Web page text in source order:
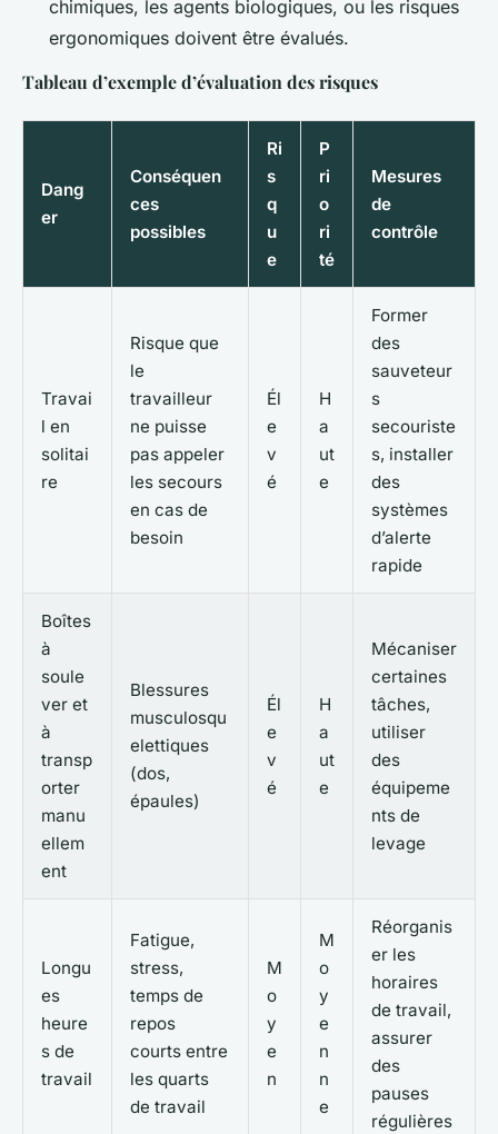
chimiques, les agents biologiques, ou les risques
ergonomiques doivent être évalués.
Tableau d’exemple d’évaluation des risques
Dang
er
Conséquen
ces
possibles
Ri
s
q
u
e
P
ri
o
ri
té
Mesures
de
contrôle
Travai
l en
solitai
re
Risque que
le
travailleur
ne puisse
pas appeler
les secours
en cas de
besoin
Él
e
v
é
H
a
ut
e
Former
des
sauveteur
s
secouriste
s, installer
des
systèmes
d’alerte
rapide
Boîtes
à
soule
ver et
à
transp
orter
manu
ellem
ent
Blessures
musculosqu
elettiques
(dos,
épaules)
Él
e
v
é
H
a
ut
e
Mécaniser
certaines
tâches,
utiliser
des
équipeme
nts de
levage
Longu
es
heure
s de
travail
Fatigue,
stress,
temps de
repos
courts entre
les quarts
de travail
M
o
y
e
n
M
o
y
e
n
n
e
Réorganis
er les
horaires
de travail,
assurer
des
pauses
régulières